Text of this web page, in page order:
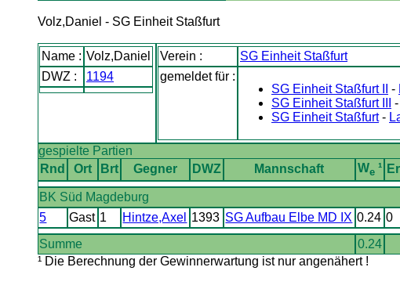
Volz,Daniel - SG Einheit Staßfurt
Name : Volz,Daniel
DWZ :
1194
Verein :
SG Einheit Staßfurt
gemeldet für :
SG Einheit Staßfurt II
-
SG Einheit Staßfurt III
-
SG Einheit Staßfurt-
gespielte Partien
Rnd
Ort Brt Gegner DWZ Mannschaft We¹
BK Süd Magdeburg
5
Gast 1 Hintze,Axel 1393 SG Aufbau Elbe MD IX 0.24 0
Summe
0.24
¹ Die Berechnung der Gewinnerwartung ist nur angenähert !